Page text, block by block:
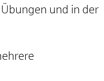
und in der